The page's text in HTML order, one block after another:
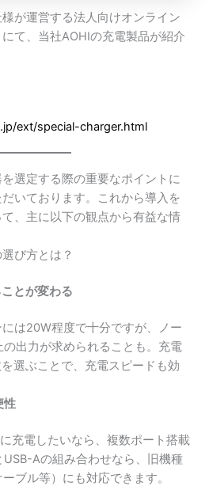
が運営する法人向けオンライン
にて、当社AOHIの充電製品が紹介
ext/special-charger.html
選定する際の重要なポイントに
いております。これから導入を
、主に以下の観点から有益な情
び方とは？
とが変わる
は20W程度で十分ですが、ノー
の出力が求められることも。充電
選ぶことで、充電スピードも効
性
充電したいなら、複数ポート搭載
Aの組み合わせなら、旧機種
ブル等）にも対応できます。